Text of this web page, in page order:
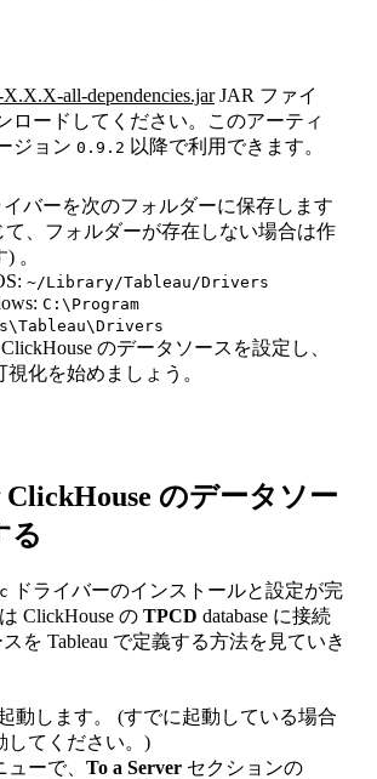
all-dependencies.jarJAR ファイ
ロードしてください。このアーティ
ジョン 0.9.2 以降で利用できます。
イバーを次のフォルダーに保存します
て、フォルダーが存在しない場合は作
。
~/Library/Tableau/Drivers
C:\Program
のデータソースを設定し、
視化を始めましょう。
ClickHouse のデータソー
る
ドライバーのインストールと設定が完
ClickHouse の TPCD database に接続
を Tableau で定義する方法を見ていき
動します。 (すでに起動している場合
してください。)
ーで、 To a Server セクションの